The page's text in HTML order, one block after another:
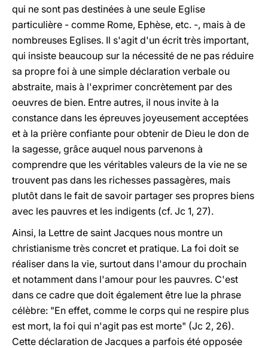
qui ne sont pas destinées à une seule Eglise
particulière - comme Rome, Ephèse, etc. -, mais à de
nombreuses Eglises. Il s'agit d'un écrit très important,
qui insiste beaucoup sur la nécessité de ne pas réduire
sa propre foi à une simple déclaration verbale ou
abstraite, mais à l'exprimer concrètement par des
oeuvres de bien. Entre autres, il nous invite à la
constance dans les épreuves joyeusement acceptées
et à la prière confiante pour obtenir de Dieu le don de
la sagesse, grâce auquel nous parvenons à
comprendre que les véritables valeurs de la vie ne se
trouvent pas dans les richesses passagères, mais
plutôt dans le fait de savoir partager ses propres biens
avec les pauvres et les indigents (cf. Jc 1, 27).
Ainsi, la Lettre de saint Jacques nous montre un
christianisme très concret et pratique. La foi doit se
réaliser dans la vie, surtout dans l'amour du prochain
et notamment dans l'amour pour les pauvres. C'est
dans ce cadre que doit également être lue la phrase
célèbre: "En effet, comme le corps qui ne respire plus
est mort, la foi qui n'agit pas est morte" (Jc 2, 26).
Cette déclaration de Jacques a parfois été opposée